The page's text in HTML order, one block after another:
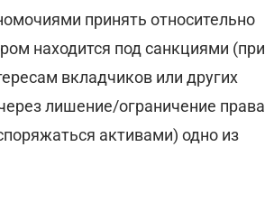
принять относительно
находится под санкциями (при
вкладчиков или других
лишение/ограничение права
активами) одно из